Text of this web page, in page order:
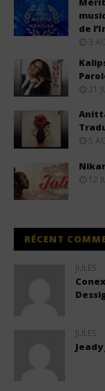
de
3
21
5
12
RÉCENT
JULES
JULES